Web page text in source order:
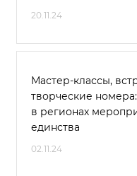
20.11.24
Мастер-классы,
творческие
в регионах
единства
02.11.24